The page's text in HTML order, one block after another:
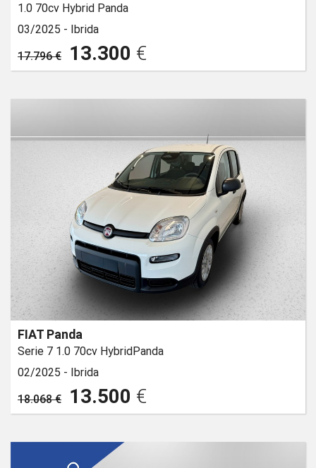
1.0 70cv Hybrid Panda
03/2025 -
Ibrida
17.796 €
13.300 €
FIAT Panda
Serie 7 1.0 70cv HybridPanda
02/2025 - Ibrida
18.068 €
13.500 €